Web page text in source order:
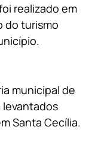
realizado em
do turismo
municipal de
levantados
Santa Cecília.